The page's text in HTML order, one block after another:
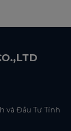
và Đầu Tư Tỉnh